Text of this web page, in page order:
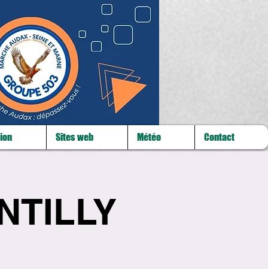
Sites web Météo Contact